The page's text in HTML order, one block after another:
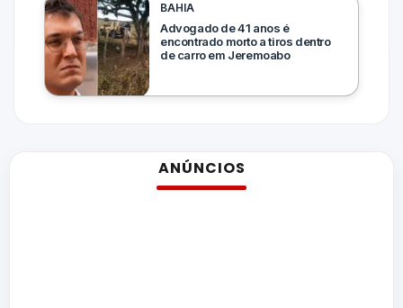
BAHIA
Advogado de 41 anos é
encontrado morto a tiros dentro
de carro em Jeremoabo
ANÚNCIOS